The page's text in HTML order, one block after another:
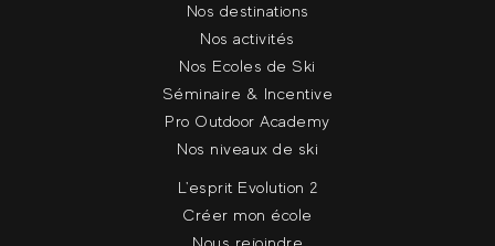
Nos destinations
Nos activités
Nos Ecoles de Ski
Séminaire & Incentive
Pro Outdoor Academy
Nos niveaux de ski
L'esprit Evolution 2
Créer mon école
Nous rejoindre